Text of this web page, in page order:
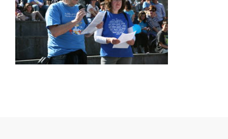
GAUTENA
COMUNICACIÓN
SERVICIOS